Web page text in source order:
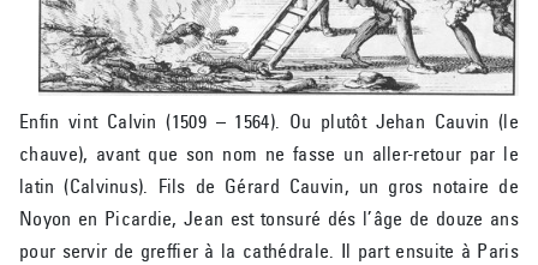
Enfin vint Calvin (1509 – 1564). Ou plutôt Jehan Cauvin (le
chauve), avant que son nom ne fasse un aller-retour par le
latin (Calvinus). Fils de Gérard Cauvin, un gros notaire de
Noyon en Picardie, Jean est tonsuré dés l’âge de douze ans
pour servir de greffier à la cathédrale. Il part ensuite à Paris